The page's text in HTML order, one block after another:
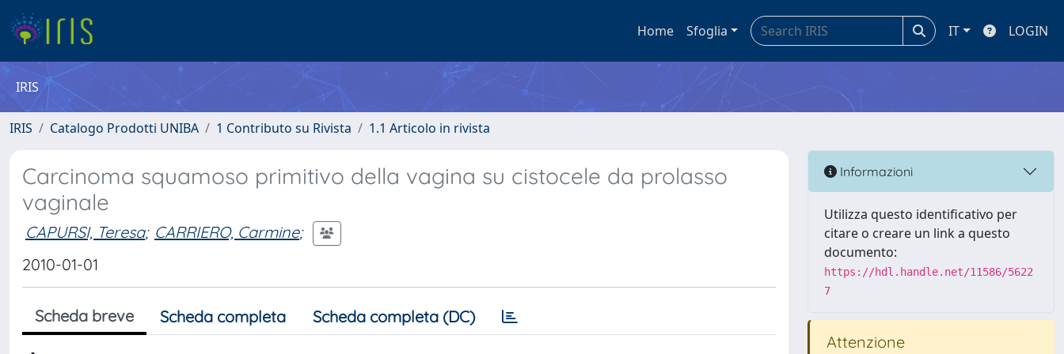
Home Sfoglia IT LOGIN
IRIS
IRIS Catalogo Prodotti UNIBA 1 Contributo su Rivista 1.1 Articolo in rivista
Carcinoma squamoso primitivo della vagina su cistocele da prolasso
vaginale
CAPURSI, Teresa; CARRIERO, Carmine;
2010-01-01
Scheda breve Scheda completa Scheda completa (DC)
Informazioni
Utilizza questo identificativo per
citare o creare un link a questo
documento:
https://hdl.handle.net/11586/5622
7
Attenzione